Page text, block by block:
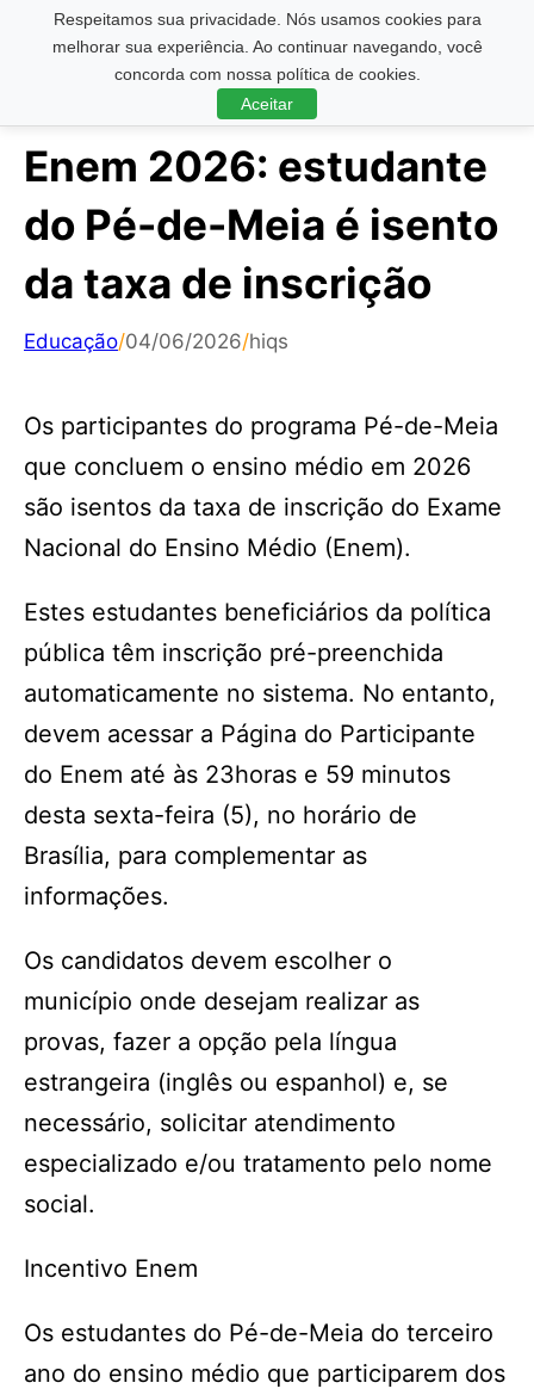
Respeitamos sua privacidade. Nós usamos cookies para
melhorar sua experiência. Ao continuar navegando, você
concorda com nossa política de cookies.
Aceitar
Pesquisar ...
Enem 2026: estudante
do Pé-de-Meia é isento
da taxa de inscrição
Educação/04/06/2026/hiqs
Os participantes do programa Pé-de-Meia
que concluem o ensino médio em 2026
são isentos da taxa de inscrição do Exame
Nacional do Ensino Médio (Enem).
Estes estudantes beneficiários da política
pública têm inscrição pré-preenchida
automaticamente no sistema. No entanto,
devem acessar a Página do Participante
do Enem até às 23horas e 59 minutos
desta sexta-feira (5), no horário de
Brasília, para complementar as
informações.
Os candidatos devem escolher o
município onde desejam realizar as
provas, fazer a opção pela língua
estrangeira (inglês ou espanhol) e, se
necessário, solicitar atendimento
especializado e/ou tratamento pelo nome
social.
Incentivo Enem
Os estudantes do Pé-de-Meia do terceiro
ano do ensino médio que participarem dos